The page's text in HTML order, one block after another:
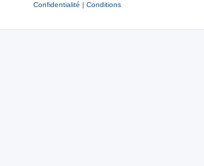
Confidentialité | Conditions